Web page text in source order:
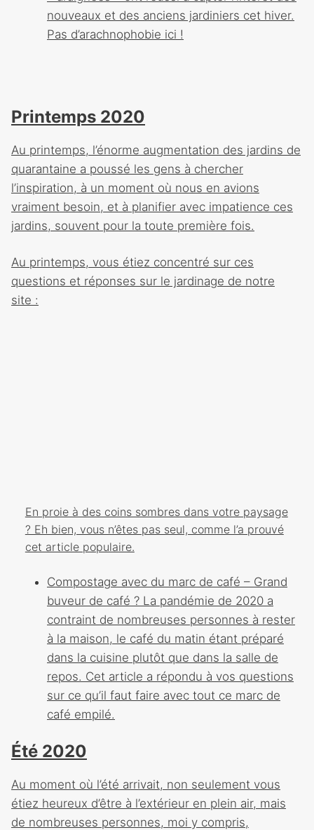
nouveaux et des anciens jardiniers cet hiver.
Pas d’arachnophobie ici !
Printemps 2020
Au printemps, l’énorme augmentation des jardins de
quarantaine a poussé les gens à chercher
l’inspiration, à un moment où nous en avions
vraiment besoin, et à planifier avec impatience ces
jardins, souvent pour la toute première fois.
Au printemps, vous étiez concentré sur ces
questions et réponses sur le jardinage de notre
site :
En proie à des coins sombres dans votre paysage
? Eh bien, vous n’êtes pas seul, comme l’a prouvé
cet article populaire.
Compostage avec du marc de café – Grand
buveur de café ? La pandémie de 2020 a
contraint de nombreuses personnes à rester
à la maison, le café du matin étant préparé
dans la cuisine plutôt que dans la salle de
repos. Cet article a répondu à vos questions
sur ce qu’il faut faire avec tout ce marc de
café empilé.
Été 2020
Au moment où l’été arrivait, non seulement vous
étiez heureux d’être à l’extérieur en plein air, mais
de nombreuses personnes, moi y compris,